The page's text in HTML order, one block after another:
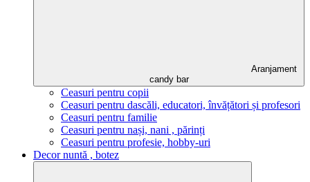
Aranjament
candy bar
Ceasuri pentru copii
Ceasuri pentru dascăli, educatori, învățători și profesori
Ceasuri pentru familie
Ceasuri pentru nași, nani , părinți
Ceasuri pentru profesie, hobby-uri
Decor nuntă , botez